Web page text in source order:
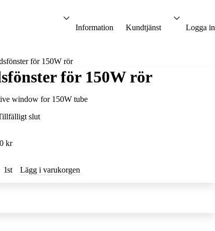
Information Kundtjänst Logga in
för 150W rör
för 150W rör
window for 150W tube
slut
kr
st
Lägg i varukorgen